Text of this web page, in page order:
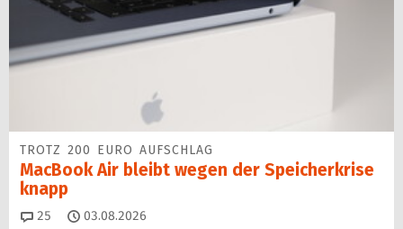
TROTZ 200 EURO AUFSCHLAG
MacBook Air bleibt wegen der Speicherkrise
knapp
25 Kommentare
03.08.2026